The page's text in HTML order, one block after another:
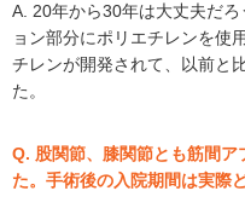
A. 20年から30年は大丈夫だ
ョン部分にポリエチレンを使
チレンが開発されて、以前と
た。
Q. 股関節、膝関節とも筋間
た。手術後の入院期間は実際